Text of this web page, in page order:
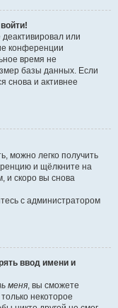
или
конференции
время не
базы данных. Если
снова и активнее
можно легко получить
и щёлкните на
и скоро вы снова
с администратором
ввод имени и
меня, вы сможете
некоторое